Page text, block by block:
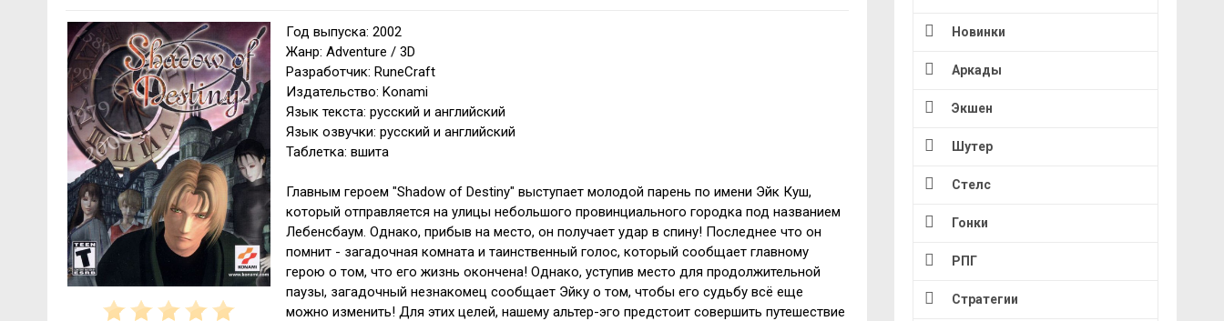
Год выпуска: 2002
Жанр: Adventure / 3D
Разработчик: RuneCraft
Издательство: Konami
Язык текста: русский и английский
Язык озвучки: русский и английский
Таблетка: вшита
Главным героем "Shadow of Destiny" выступает молодой парень по имени Эйк Куш,
который отправляется на улицы небольшого провинциального городка под названием
Лебенсбаум. Однако, прибыв на место, он получает удар в спину! Последнее что он
помнит - загадочная комната и таинственный голос, который сообщает главному
герою о том, что его жизнь окончена! Однако, уступив место для продолжительной
паузы, загадочный незнакомец сообщает Эйку о том, чтобы его судьбу всё еще
можно изменить! Для этих целей, нашему альтер-эго предстоит совершить путешествие
Новинки
Аркады
Экшен
Шутер
Стелс
Гонки
РПГ
Стратегии